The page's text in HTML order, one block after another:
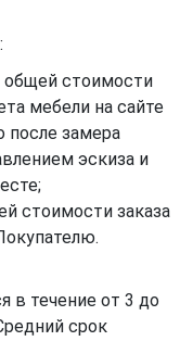
общей стоимости
мебели на сайте
после замера
эскиза и
стоимости заказа
в течение от 3 до
срок